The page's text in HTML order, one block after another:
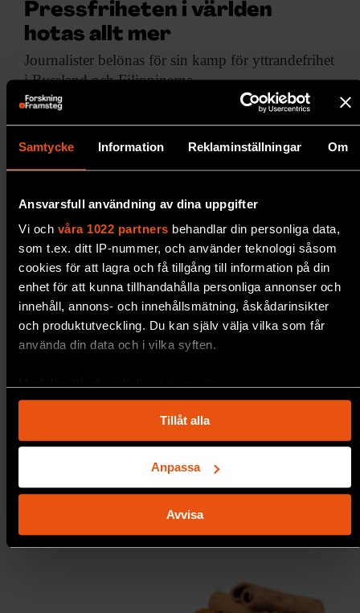
Samtycke Information Reklaminställningar Om
Ansvarsfull användning av dina uppgifter
Vi och våra 1022 partners behandlar din personliga data,
som t.ex. ditt IP-nummer, och använder teknologi såsom
cookies för att lagra och få tillgång till information på din
enhet för att kunna tillhandahålla personliga annonser och
innehåll, annons- och innehållsmätning, åskådarinsikter
och produktutveckling. Du kan själv välja vilka som får
använda din data och i vilka syften.
kan ha en noggrannhet på upp till flera meter
Identifiera din enhet genom att aktivt skanna den för
specifika kännetecken (fingeravtryck)
Ta reda på mer om hur dina personliga uppgifter behandlas
cookie-förklaringen.
Vi använder enhetsidentifierare för att anpassa innehållet
och annonserna till användarna, tillhandahålla funktioner för
Tillåt alla
Anpassa
Avvisa
Pressfriheten i världen
hotas allt mer
Journalister belönas för sin kamp för yttrandefrihet
i Ryssland och Filippinerna.
SAMHÄLLE & KULTUR
kemi belönas
Läkemedelsindustrin är förstut med att använda
den katalys som årets kemipristagare har utvecklat.